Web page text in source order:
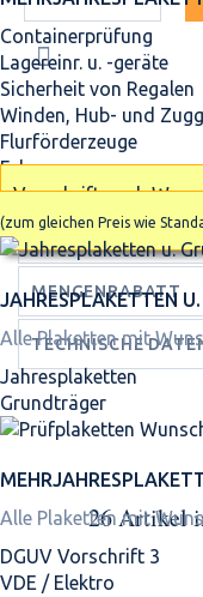
Containerprüfung
Lagereinr. u. -geräte
Sicherheit von Regalen
Winden, Hub- und
Flurförderzeuge
Fahrzeuge
Vorschrift nach
(zum gleichen Preis wie
JAHRES­PLAKETTEN
Alle Plaketten mit
Jahresplaketten
Grundträger
Alle Plaketten mit
DGUV Vorschrift 3
VDE / Elektro
MEHR INFOS
MENGENRABATT
TECHNISCHE
26 Artikel